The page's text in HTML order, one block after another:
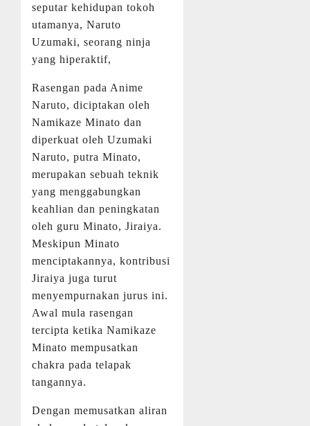
seputar kehidupan tokoh
utamanya, Naruto
Uzumaki, seorang ninja
yang hiperaktif,
Rasengan pada Anime
Naruto, diciptakan oleh
Namikaze Minato dan
diperkuat oleh Uzumaki
Naruto, putra Minato,
merupakan sebuah teknik
yang menggabungkan
keahlian dan peningkatan
oleh guru Minato, Jiraiya.
Meskipun Minato
menciptakannya, kontribusi
Jiraiya juga turut
menyempurnakan jurus ini.
Awal mula rasengan
tercipta ketika Namikaze
Minato mempusatkan
chakra pada telapak
tangannya.
Dengan memusatkan aliran